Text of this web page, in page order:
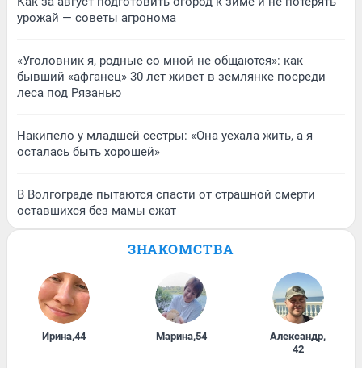
урожай — советы агронома
«Уголовник я, родные со мной не общаются»: как
бывший «афганец» 30 лет живет в землянке посреди
леса под Рязанью
Накипело у младшей сестры: «Она уехала жить, а я
осталась быть хорошей»
В Волгограде пытаются спасти от страшной смерти
оставшихся без мамы ежат
ЗНАКОМСТВА
Ирина,44 Марина,54 Александр,
42